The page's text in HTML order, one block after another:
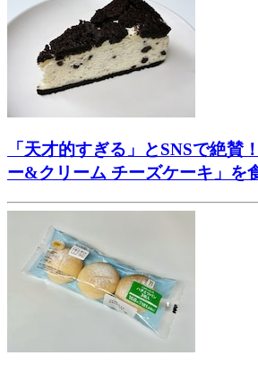
「天才的すぎる」とSNSで絶賛
ー&クリーム チーズケーキ」を